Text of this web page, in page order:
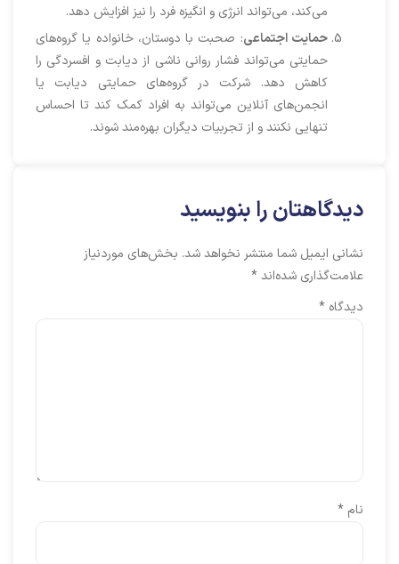
می‌کند، می‌تواند انرژی و انگیزه فرد را نیز افزایش دهد.
حمایت اجتماعی: صحبت با دوستان، خانواده یا گروه‌های
حمایتی می‌تواند فشار روانی ناشی از دیابت و افسردگی را
کاهش دهد. شرکت در گروه‌های حمایتی دیابت یا
انجمن‌های آنلاین می‌تواند به افراد کمک کند تا احساس
تنهایی نکنند و از تجربیات دیگران بهره‌مند شوند.
دیدگاهتان را بنویسید
نشانی ایمیل شما منتشر نخواهد شد. بخش‌های موردنیاز
علامت‌گذاری شده‌اند*
دیدگاه *
نام *